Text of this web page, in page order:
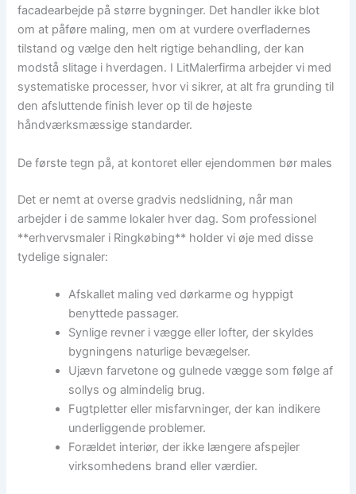
facadearbejde på større bygninger. Det handler ikke blot
om at påføre maling, men om at vurdere overfladernes
tilstand og vælge den helt rigtige behandling, der kan
modstå slitage i hverdagen. I LitMalerfirma arbejder vi med
systematiske processer, hvor vi sikrer, at alt fra grunding til
den afsluttende finish lever op til de højeste
håndværksmæssige standarder.
De første tegn på, at kontoret eller ejendommen bør males
Det er nemt at overse gradvis nedslidning, når man
arbejder i de samme lokaler hver dag. Som professionel
**erhvervsmaler i Ringkøbing** holder vi øje med disse
tydelige signaler:
Afskallet maling ved dørkarme og hyppigt
benyttede passager.
Synlige revner i vægge eller lofter, der skyldes
bygningens naturlige bevægelser.
Ujævn farvetone og gulnede vægge som følge af
sollys og almindelig brug.
Fugtpletter eller misfarvninger, der kan indikere
underliggende problemer.
Forældet interiør, der ikke længere afspejler
virksomhedens brand eller værdier.